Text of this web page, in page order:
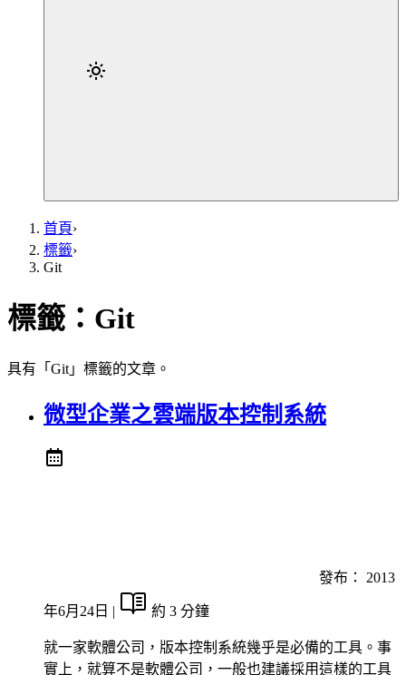
首頁›
標籤›
Git
標籤： Git
具有「Git」標籤的文章。
微型企業之雲端版本控制系統
發布： 2013
年6月24日 | 約 3 分鐘
就一家軟體公司，版本控制系統幾乎是必備的工具。事
實上，就算不是軟體公司，一般也建議採用這樣的工具